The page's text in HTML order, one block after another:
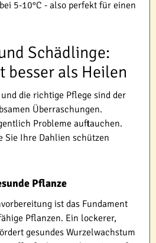
5-10°C - also perfekt für einen
Schädlinge:
besser als Heilen
die richtige Pflege sind der
Überraschungen.
Probleme auftauchen.
Sie Ihre Dahlien schützen
Pflanze
ist das Fundament
Pflanzen. Ein lockerer,
gesundes Wurzelwachstum